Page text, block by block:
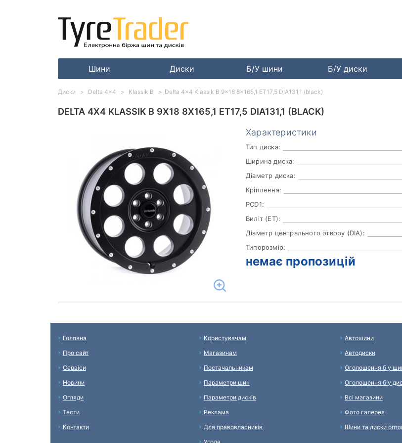
Шини Диски Б/У шини Б/У диски
DELTA 4X4 KLASSIK B 9X18 8X165,1 ET17,5 DIA131,1 (BLACK)
Характеристики
Тип диска:
Ширина диска:
Діаметр диска:
Кріплення:
PCD1:
Виліт (ET):
Діаметр центрального отвору (DIA):
Типорозмір:
немає пропозицій
Диски Delta 4x4 Klassik B Delta 4x4 Klassik B 9x18 8x165,1 ET17,5 DIA131,1 (black)
Головна
Про сайт
Сервіси
Новини
Огляди
Тести
Контакти
Користувачам
Магазинам
Постачальникам
Параметри шин
Параметри дисків
Реклама
Для правовласників
Автошини
Автодиски
Оголошення б у
Оголошення б у
Всі магазини
Фото галерея
Шини та диски